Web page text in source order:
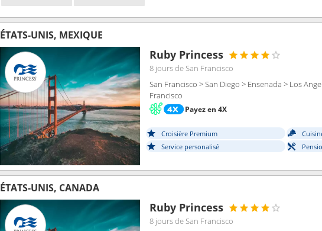
ÉTATS-UNIS, MEXIQUE
Ruby Princess
8 joursde San Francisco
San Francisco > San Diego > Ensenada > Los
Francisco
Payez en 4X
Croisière Premium
Service personalisé
ÉTATS-UNIS, CANADA
Ruby Princess
8 joursde San Francisco